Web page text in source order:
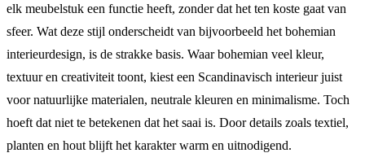
elk meubelstuk een functie heeft, zonder dat het ten koste gaat van
sfeer. Wat deze stijl onderscheidt van bijvoorbeeld het bohemian
interieurdesign, is de strakke basis. Waar bohemian veel kleur,
textuur en creativiteit toont, kiest een Scandinavisch interieur juist
voor natuurlijke materialen, neutrale kleuren en minimalisme. Toch
hoeft dat niet te betekenen dat het saai is. Door details zoals textiel,
planten en hout blijft het karakter warm en uitnodigend.